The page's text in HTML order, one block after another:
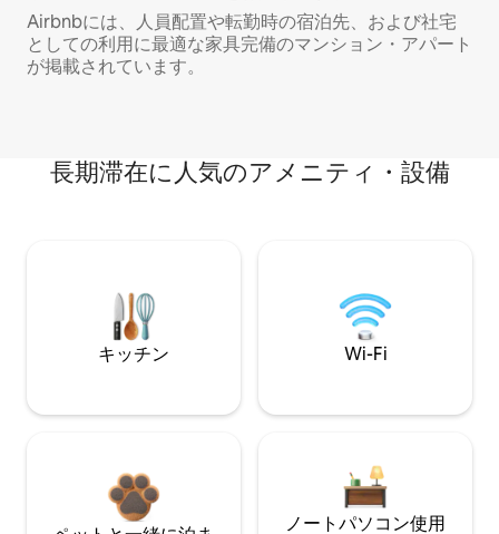
Airbnbには、人員配置や転勤時の宿泊先、および社宅
としての利用に最適な家具完備のマンション・アパート
が掲載されています。
長期滞在に人気のアメニティ・設備
キッチン Wi-Fi
ノートパソコン使用